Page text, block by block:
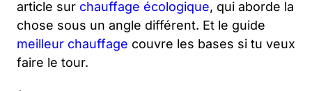
article sur chauffage écologique, qui aborde la
chose sous un angle différent. Et le guide
meilleur chauffage couvre les bases si tu veux
faire le tour.